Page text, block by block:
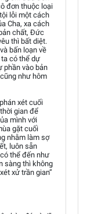
đơn thuộc loại
lỗi một cách
Cha, xa cách
chất, Đức
thì bất diệt.
bấn loạn về
có thể dự
phần vào bản
như hôm
xét cuối
gian để
mình với
gặt cuối
nhằm làm sợ
luôn sẵn
thể đến như
sàng thì không
xử trần gian”